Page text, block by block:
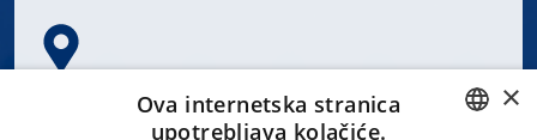
Spinčićeva 1, 21000 Split
×
Ova internetska stranica
upotrebljava kolačiće.